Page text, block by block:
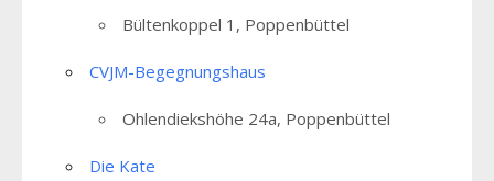
Bültenkoppel 1, Poppenbüttel
CVJM-Begegnungshaus
Ohlendiekshöhe 24a, Poppenbüttel
Die Kate